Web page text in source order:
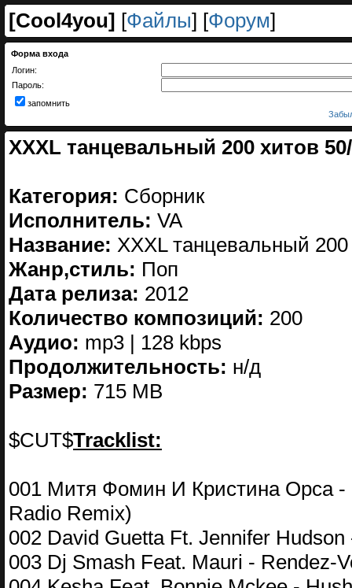
[Cool4you] [Файлы] [Форум]
Форма входа
Логин:
Пароль:
запомнить
XXXL танцевальный 200 хитов
Категория: Сборник
Исполнитель: VA
Название: XXXL танцевальный
Жанр,стиль: Поп
Дата релиза: 2012
Количество композиций: 200
Аудио: mp3 | 128 kbps
Продолжительность: н/д
Размер: 715 MB
$CUT$Tracklist:
001 Митя Фомин И Кристина Орса
Radio Remix)
002 David Guetta Ft. Jennifer
003 Dj Smash Feat. Mauri - Rendez-